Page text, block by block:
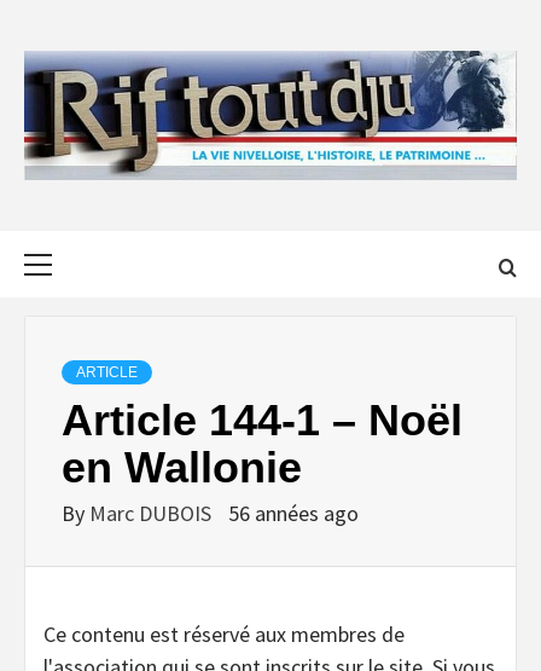
content
ARTICLE
Article 144-1 – Noël
en Wallonie
By Marc DUBOIS 56 années ago
Ce contenu est réservé aux membres de